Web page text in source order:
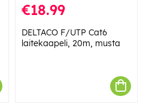
€18.99
DELTACO F/UTP Cat6
laitekaapeli, 20m, musta